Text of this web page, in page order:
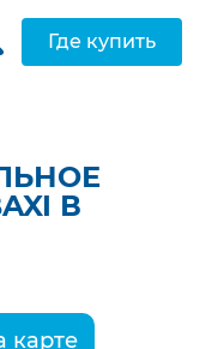
Где купить
В
карте